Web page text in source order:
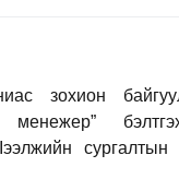
зохион
менежер”
сургалтын